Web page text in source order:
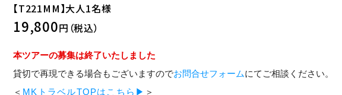
【T221MM】大人1名様
19,800円（税込）
本ツアーの募集は終了いたしました
貸切で再現できる場合もございますのでお問合せフォームにてご相談ください。
＜ MKトラベルTOPはこちら▶ ＞